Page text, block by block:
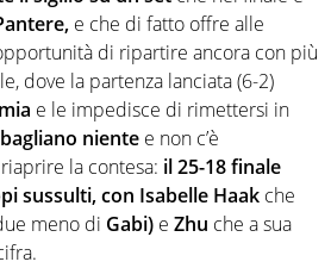
e che di fatto offre alle
di ripartire ancora con più
dove la partenza lanciata (6-2)
e le impedisce di rimettersi in
niente e non c’è
la contesa: il 25-18 finale
sussulti, con Isabelle Haak che
meno di Gabi) e Zhu che a sua